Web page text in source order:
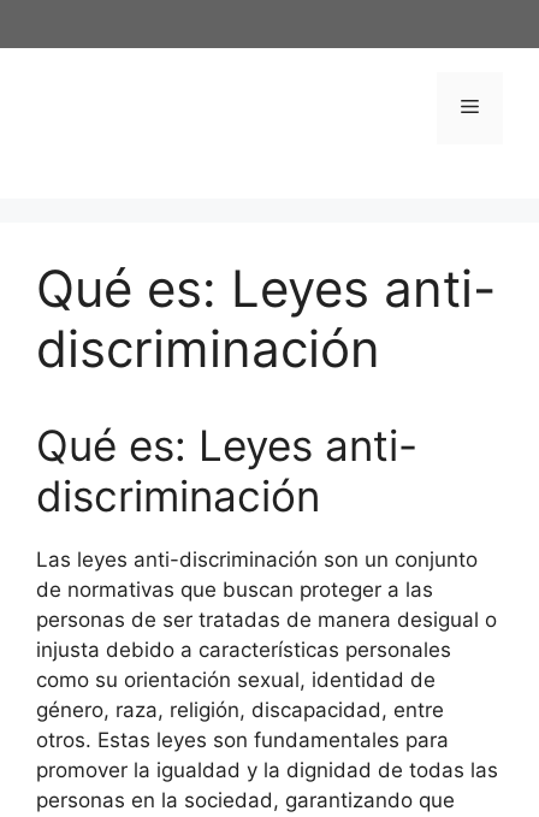
al
Menú
Qué es: Leyes anti-
discriminación
Qué es: Leyes anti-
discriminación
Las leyes anti-discriminación son un conjunto
de normativas que buscan proteger a las
personas de ser tratadas de manera desigual o
injusta debido a características personales
como su orientación sexual, identidad de
género, raza, religión, discapacidad, entre
otros. Estas leyes son fundamentales para
promover la igualdad y la dignidad de todas las
personas en la sociedad, garantizando que